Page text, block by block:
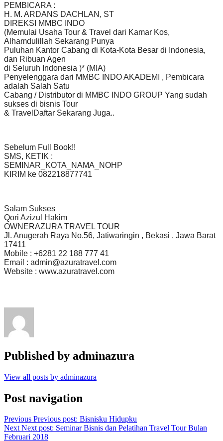
PEMBICARA :
H. M. ARDANS DACHLAN, ST
DIREKSI MMBC INDO
(Memulai Usaha Tour & Travel dari Kamar Kos,
Alhamdulillah Sekarang Punya
Puluhan Kantor Cabang di Kota-Kota Besar di Indonesia,
dan Ribuan Agen
di Seluruh Indonesia )* (MIA)
Penyelenggara dari MMBC INDO AKADEMI , Pembicara
adalah Salah Satu
Cabang / Distributor di MMBC INDO GROUP Yang sudah
sukses di bisnis Tour
& TravelDaftar Sekarang Juga..
Sebelum Full Book!!
SMS, KETIK :
SEMINAR_KOTA_NAMA_NOHP
KIRIM ke 082218877741
Salam Sukses
Qori Azizul Hakim
OWNERAZURA TRAVEL TOUR
Jl. Anugerah Raya No.56, Jatiwaringin , Bekasi , Jawa Barat
17411
Mobile : +6281 22 188 777 41
Email : admin@azuratravel.com
Website : www.azuratravel.com
Published by adminazura
View all posts by adminazura
Post navigation
Previous Previous post: Bisnisku Hidupku
Next Next post: Seminar Bisnis dan Pelatihan Travel Tour Bulan
Februari 2018